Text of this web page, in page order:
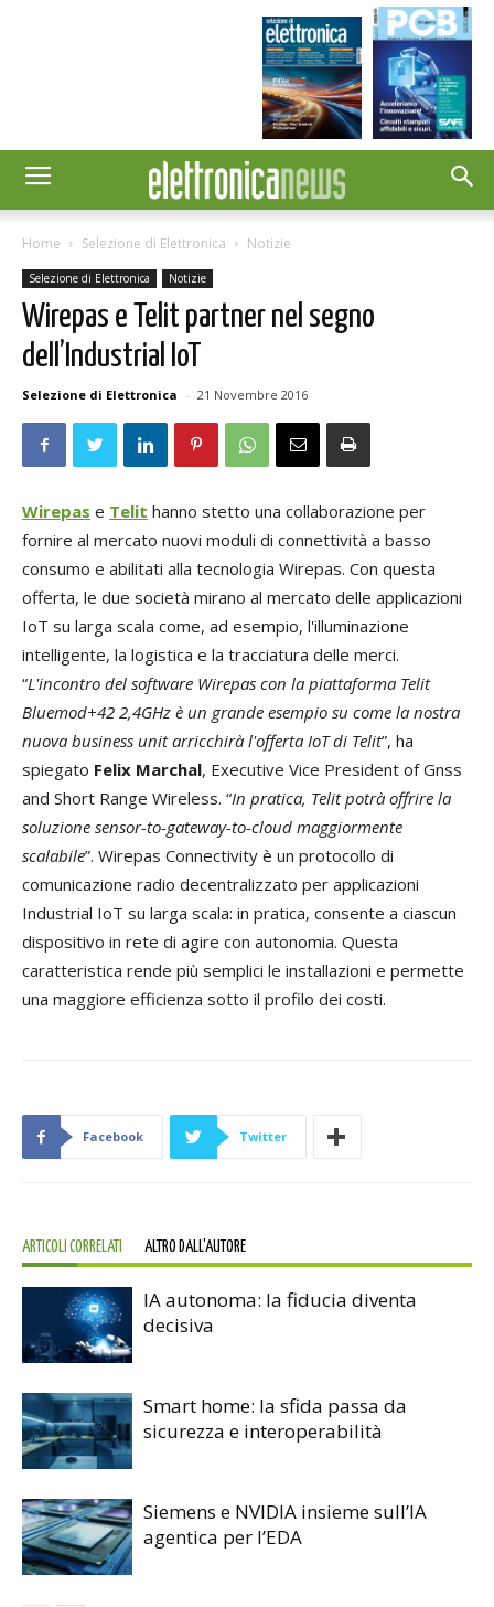
Home Selezione di Elettronica Notizie
Selezione di Elettronica Notizie
Wirepas e Telit partner nel segno
dell’Industrial IoT
Selezione di Elettronica - 21 Novembre 2016
Wirepas e Telit hanno stetto una collaborazione per
fornire al mercato nuovi moduli di connettività a basso
consumo e abilitati alla tecnologia Wirepas. Con questa
offerta, le due società mirano al mercato delle applicazioni
IoT su larga scala come, ad esempio, l'illuminazione
intelligente, la logistica e la tracciatura delle merci.
“L'incontro del software Wirepas con la piattaforma Telit
Bluemod+42 2,4GHz è un grande esempio su come la nostra
nuova business unit arricchirà l'offerta IoT di Telit”, ha
spiegato Felix Marchal, Executive Vice President of Gnss
and Short Range Wireless. “In pratica, Telit potrà offrire la
soluzione sensor-to-gateway-to-cloud maggiormente
scalabile”. Wirepas Connectivity è un protocollo di
comunicazione radio decentralizzato per applicazioni
Industrial IoT su larga scala: in pratica, consente a ciascun
dispositivo in rete di agire con autonomia. Questa
caratteristica rende più semplici le installazioni e permette
una maggiore efficienza sotto il profilo dei costi.
Facebook Twitter
ARTICOLI CORRELATI ALTRO DALL'AUTORE
IA autonoma: la fiducia diventa
decisiva
Smart home: la sfida passa da
sicurezza e interoperabilità
Siemens e NVIDIA insieme sull’IA
agentica per l’EDA